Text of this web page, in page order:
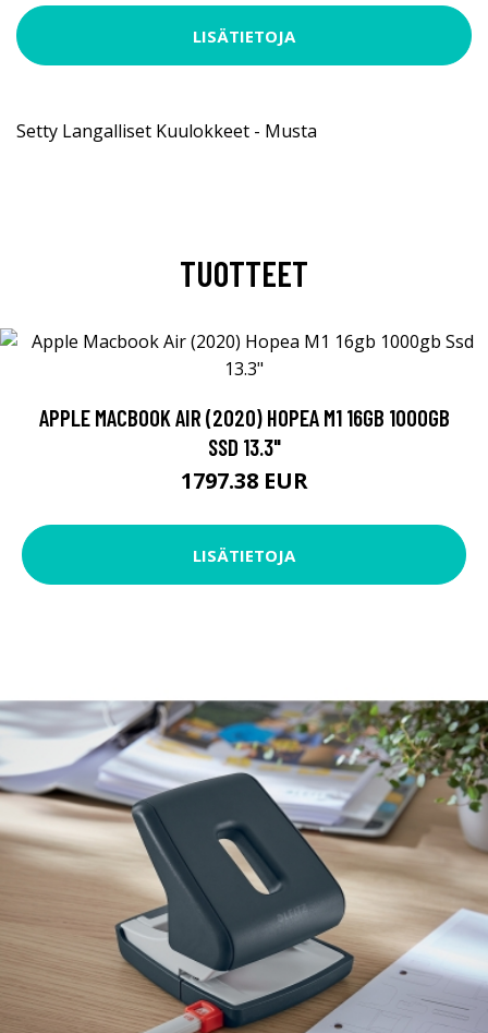
LISÄTIETOJA
Setty Langalliset Kuulokkeet - Musta
TUOTTEET
APPLE MACBOOK AIR (2020) HOPEA M1 16GB 1000GB
SSD 13.3"
1797.38 EUR
LISÄTIETOJA